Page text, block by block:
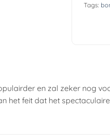
Tags:
en zal zeker nog
het feit dat het